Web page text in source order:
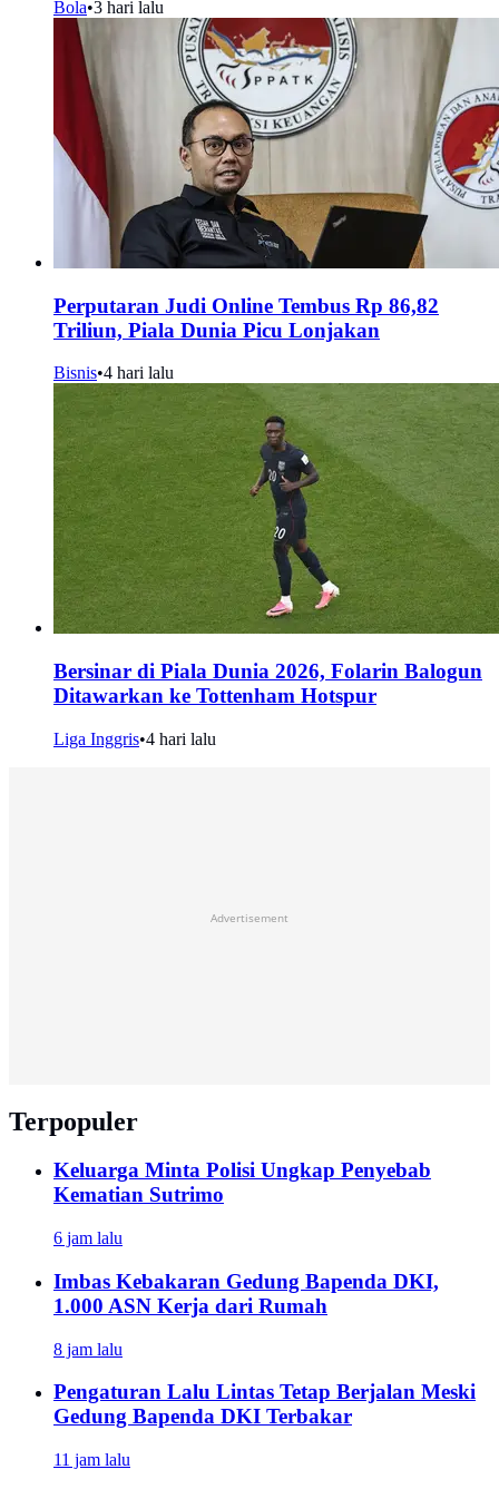
Bola•3 hari lalu
Perputaran Judi Online Tembus Rp 86,82
Triliun, Piala Dunia Picu Lonjakan
Bisnis•4 hari lalu
Bersinar di Piala Dunia 2026, Folarin Balogun
Ditawarkan ke Tottenham Hotspur
Liga Inggris•4 hari lalu
Advertisement
Terpopuler
Keluarga Minta Polisi Ungkap Penyebab
Kematian Sutrimo
6 jam lalu
Imbas Kebakaran Gedung Bapenda DKI,
1.000 ASN Kerja dari Rumah
8 jam lalu
Pengaturan Lalu Lintas Tetap Berjalan Meski
Gedung Bapenda DKI Terbakar
11 jam lalu